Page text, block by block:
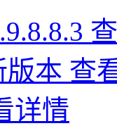
版本 查
详情